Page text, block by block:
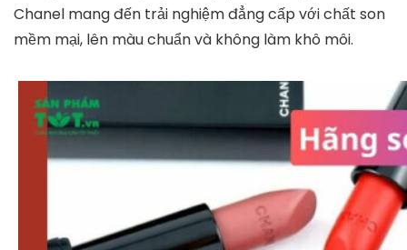
Chanel mang đến trải nghiệm đẳng cấp với chất son
mềm mại, lên màu chuẩn và không làm khô môi.